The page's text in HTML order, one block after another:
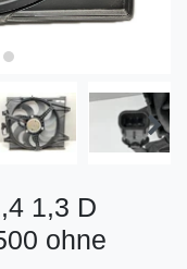
1,3 D
ohne